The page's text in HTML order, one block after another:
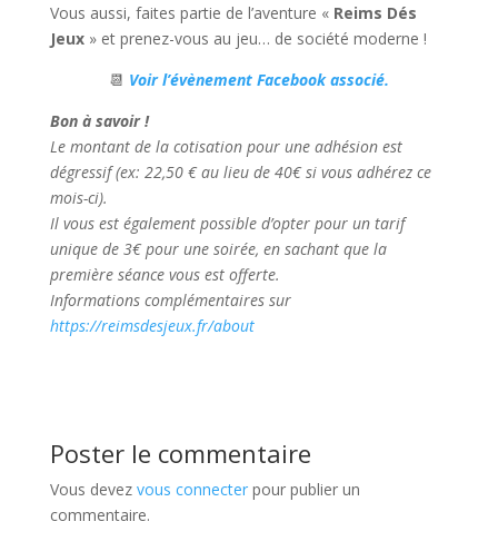
Vous aussi, faites partie de l’aventure « Reims Dés
Jeux» et prenez-vous au jeu… de société moderne !
📆 Voir l’évènement Facebook associé.
Bon à savoir !
Le montant de la cotisation pour une adhésion est
dégressif (ex: 22,50 € au lieu de 40€ si vous adhérez ce
mois-ci).
Il vous est également possible d’opter pour un tarif
unique de 3€ pour une soirée, en sachant que la
première séance vous est offerte.
Informations complémentaires sur
https://reimsdesjeux.fr/about
Poster le commentaire
Vous devez vous connecterpour publier un
commentaire.